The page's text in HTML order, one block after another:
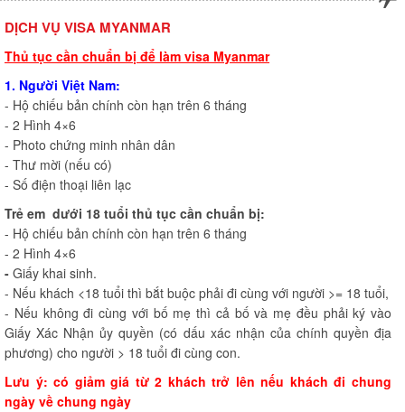
DỊCH VỤ VISA MYANMAR
Thủ tục cần chuẩn bị để làm visa Myanmar
1. Người Việt Nam:
- Hộ chiếu bản chính còn hạn trên 6 tháng
- 2 Hình 4×6
- Photo chứng minh nhân dân
- Thư mời (nếu có)
- Số điện thoại liên lạc
Trẻ em dưới 18 tuổi thủ tục cần chuẩn bị:
- Hộ chiếu bản chính còn hạn trên 6 tháng
- 2 Hình 4×6
- Giấy khai sinh.
- Nếu khách <18 tuổi thì bắt buộc phải đi cùng với người >= 18 tuổi,
- Nếu không đi cùng với bố mẹ thì cả bố và mẹ đều phải ký vào
Giấy Xác Nhận ủy quyền (có dấu xác nhận của chính quyền địa
phương) cho người > 18 tuổi đi cùng con.
Lưu ý: có giảm giá từ 2 khách trở lên nếu khách đi chung
ngày về chung ngày